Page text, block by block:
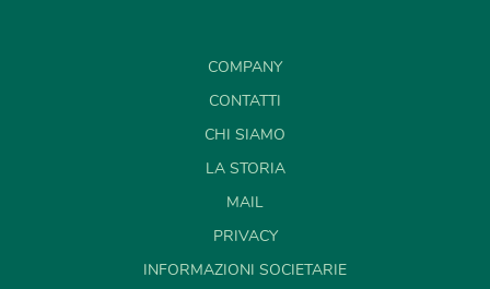
COMPANY
CONTATTI
CHI SIAMO
LA STORIA
MAIL
PRIVACY
INFORMAZIONI SOCIETARIE